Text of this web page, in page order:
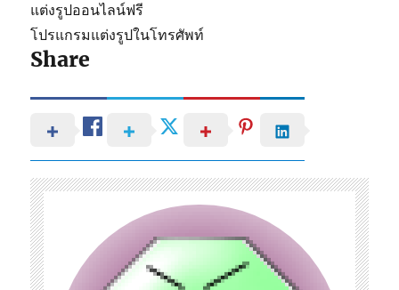
แต่งรูปออนไลน์ฟรี
โปรแกรมแต่งรูปในโทรศัพท์
Share